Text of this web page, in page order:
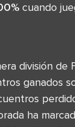
cuando
división de
ganados
ha